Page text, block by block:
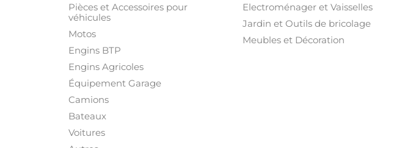
Pièces et Accessoires pour
véhicules
Motos
Engins BTP
Engins Agricoles
Équipement Garage
Camions
Bateaux
Voitures
Electroménager et Vaisselles
Jardin et Outils de bricolage
Meubles et Décoration